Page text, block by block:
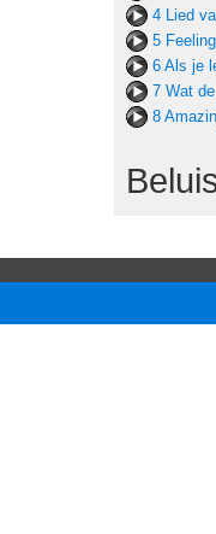
4 Lied
5
6 Als je
7 Wat
8